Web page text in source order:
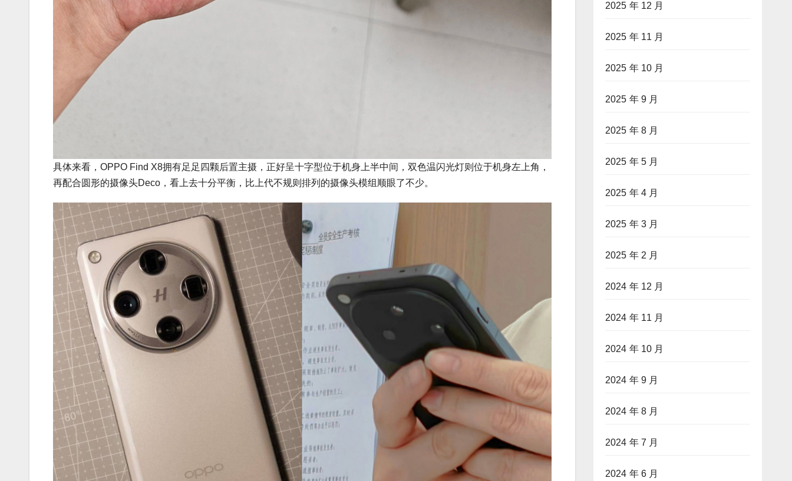
具体来看，OPPO Find X8拥有足足四颗后置主摄，正好呈十字型位于机身上半中间，双色温闪光灯则位于机身左上角，
再配合圆形的摄像头Deco，看上去十分平衡，比上代不规则排列的摄像头模组顺眼了不少。
2025 年 12 月
2025 年 11 月
2025 年 10 月
2025 年 9 月
2025 年 8 月
2025 年 5 月
2025 年 4 月
2025 年 3 月
2025 年 2 月
2024 年 12 月
2024 年 11 月
2024 年 10 月
2024 年 9 月
2024 年 8 月
2024 年 7 月
2024 年 6 月